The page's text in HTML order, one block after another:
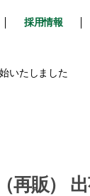
採用情報
いたしました
再販）